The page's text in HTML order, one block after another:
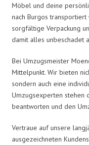
Möbel und deine
nach Burgos
sorgfältige Verpackung
damit alles unbeschadet
Bei Umzugsmeister
Mittelpunkt. Wir bieten
sondern auch eine
Umzugsexperten stehen
beantworten und den
Vertraue auf unsere
ausgezeichneten